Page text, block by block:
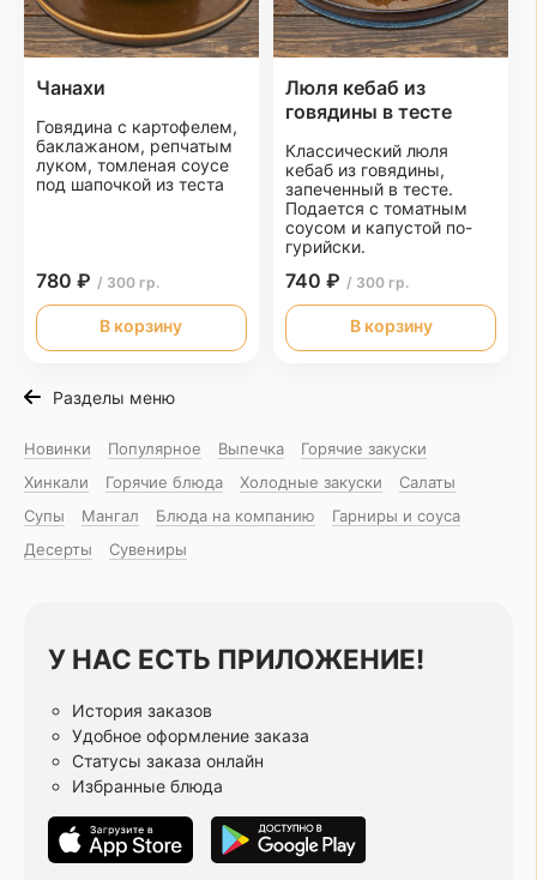
Чанахи
Говядина с картофелем,
баклажаном, репчатым
луком, томленая соусе
под шапочкой из теста
780 ₽ / 300 гр.
В корзину
Люля кебаб из
говядины в тесте
Классический люля
кебаб из говядины,
запеченный в тесте.
Подается с томатным
соусом и капустой по-
гурийски.
740 ₽ / 300 гр.
В корзину
Разделы меню
Новинки Популярное Выпечка
Горячие закуски
Хинкали
Горячие блюда Холодные закуски
Салаты
Супы
Мангал Блюда на компанию
Гарниры и соуса
Десерты
Сувениры
У НАС ЕСТЬ ПРИЛОЖЕНИЕ!
История заказов
Удобное оформление заказа
Статусы заказа онлайн
Избранные блюда